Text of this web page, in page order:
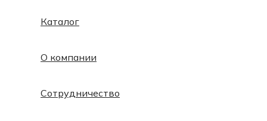
Каталог
О компании
Сотрудничество